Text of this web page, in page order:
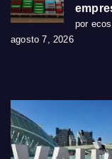
por
agosto 7, 2026